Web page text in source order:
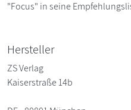
"Focus" in seine
Hersteller
ZS Verlag
Kaiserstraße 14b